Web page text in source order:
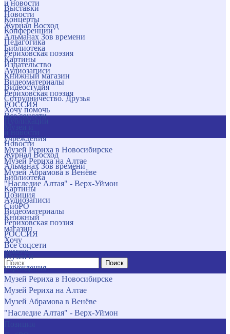
и новости
Новости
Журнал Восход
Альманах Зов времени
Библиотека
Картины
Аудиозаписи
Видеоматериалы
Рериховская поэзия
РОССИЯ
Все соцсети
учреждения
Музей Рериха в Новосибирске
Музей Рериха на Алтае
Музей Абрамова в Венёве
"Наследие Алтая" - Верх-Уймон
Позиция
СибРО
Книжный
магазин
Хочу
помочь
Поиск
Выставки
Концерты
Конференции
Педагогика
Рериховская поэзия
Издательство
Книжный магазин
Видеостудия
Сотрудничество. Друзья
Хочу помочь
Новости
Журнал Восход
Альманах Зов времени
Библиотека
Картины
Аудиозаписи
Видеоматериалы
Рериховская поэзия
РОССИЯ
Все соцсети
Музеи и
учреждения
Музей Рериха в Новосибирске
Музей Рериха на Алтае
Музей Абрамова в Венёве
"Наследие Алтая" - Верх-Уймон